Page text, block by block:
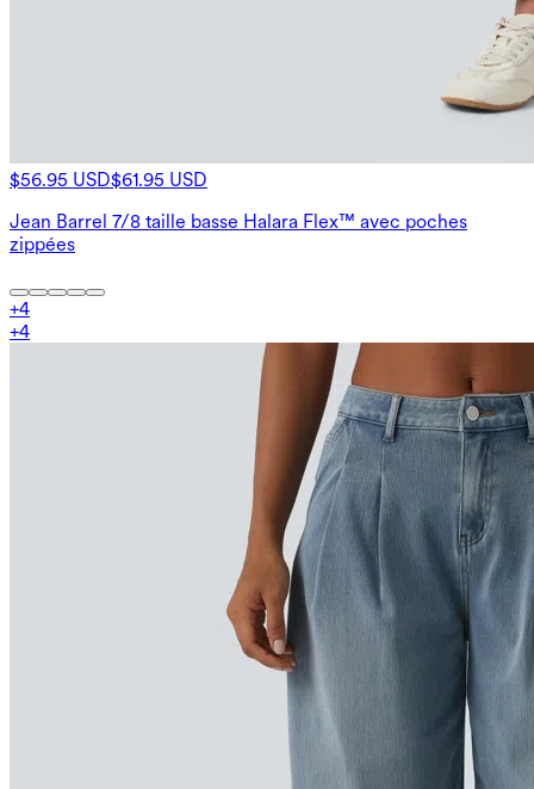
$56.95 USD$61.95 USD
Jean Barrel 7/8 taille basse Halara Flex™ avec poches
zippées
+4
+4